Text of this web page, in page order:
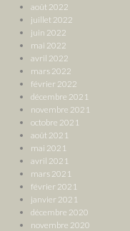
août 2022
juillet 2022
juin 2022
mai 2022
avril 2022
mars 2022
février 2022
décembre 2021
novembre 2021
octobre 2021
août 2021
mai 2021
avril 2021
mars 2021
février 2021
janvier 2021
décembre 2020
novembre 2020